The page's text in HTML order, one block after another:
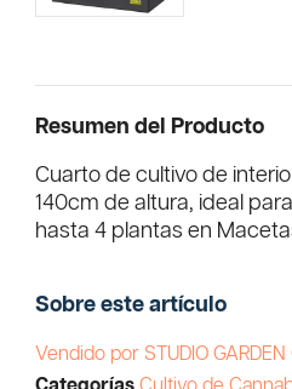
Resumen del Producto
Cuarto de cultivo de
140cm de altura, ideal
hasta 4 plantas en
Sobre este artículo
Vendido por STUDIO GARDEN